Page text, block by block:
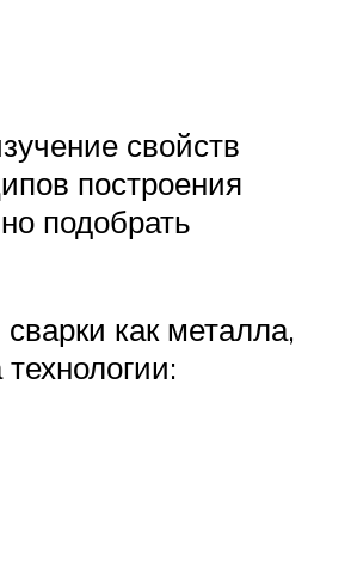
свойств
построения
подобрать
как металла,